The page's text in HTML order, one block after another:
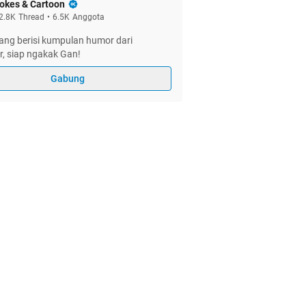
& Cartoon
Thread • 6.5K Anggota
berisi kumpulan humor dari
siap ngakak Gan!
Gabung